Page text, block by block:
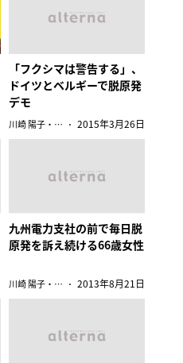
「フクシマは警告する」、
ドイツとベルギーで脱原発
デモ
川崎 陽子・ドイツ 2015年3月26日
九州電力支社の前で毎日脱
原発を訴え続ける66歳女性
川崎 陽子・ドイツ 2013年8月21日